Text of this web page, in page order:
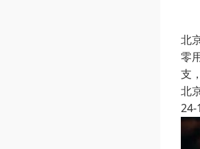
北
零
支
北
24-